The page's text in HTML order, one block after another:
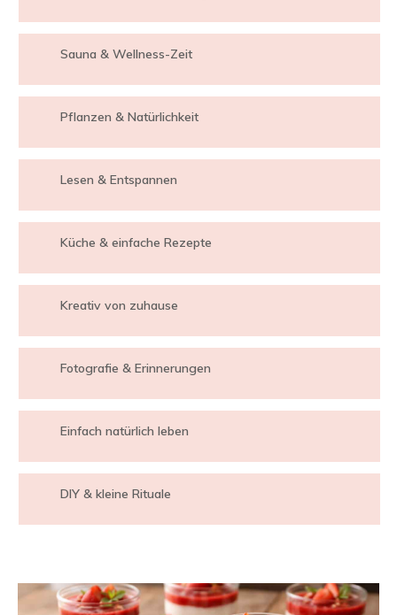
Sauna & Wellness-Zeit
Pflanzen & Natürlichkeit
Lesen & Entspannen
Küche & einfache Rezepte
Kreativ von zuhause
Fotografie & Erinnerungen
Einfach natürlich leben
DIY & kleine Rituale